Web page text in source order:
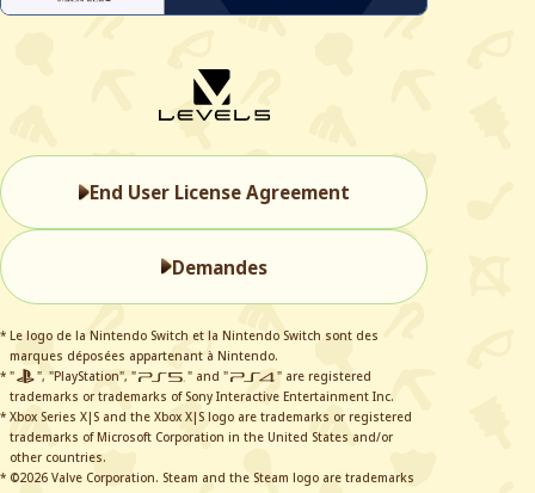
End User License Agreement
Demandes
* Le logo de la Nintendo Switch et la Nintendo Switch sont des
marques déposées appartenant à Nintendo.
* "
", "PlayStation", " " and "
" are registered
trademarks or trademarks of Sony Interactive Entertainment Inc.
* Xbox Series X|S and the Xbox X|S logo are trademarks or registered
trademarks of Microsoft Corporation in the United States and/or
other countries.
* ©2026 Valve Corporation. Steam and the Steam logo are trademarks